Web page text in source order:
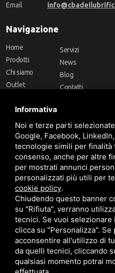
Email
Navigazione
Home
Prodotti
Chi siamo
Outlet
Marchi
Servizi
News
Blog
Contatti
Follow Us
Area riservata
CBA dei Lubrificanti Spa - P. IVA
R.E.A. n° 293659 - REG. IMPRESE BO
Sitemap Questo sito è protetto da
Informativa
Noi e terze parti
Google, Facebook,
tecnologie simili per finalità
consenso, anche per altre
per mostrati annunci
personalizzati più utili per
cookie policy.
Chiudendo questo banner
su "Rifiuta", verranno
tecnici. Se vuoi selezionare
clicca su "Personalizza".
acconsentire all'utilizzo di
da quelli tecnici, cliccando
qualsiasi momento potrai